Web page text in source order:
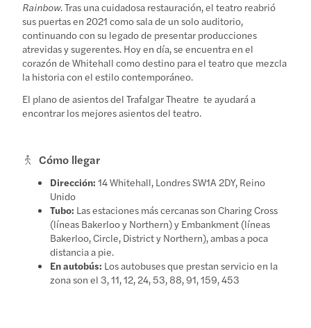
Rainbow. Tras una cuidadosa restauración, el teatro reabrió
sus puertas en 2021 como sala de un solo auditorio,
continuando con su legado de presentar producciones
atrevidas y sugerentes. Hoy en día, se encuentra en el
corazón de Whitehall como destino para el teatro que mezcla
la historia con el estilo contemporáneo.
El plano de asientos del Trafalgar Theatre te ayudará a
encontrar los mejores asientos del teatro.
Cómo llegar
Dirección: 14 Whitehall, Londres SW1A 2DY, Reino
Unido
Tubo: Las estaciones más cercanas son Charing Cross
(líneas Bakerloo y Northern) y Embankment (líneas
Bakerloo, Circle, District y Northern), ambas a poca
distancia a pie.
En autobús: Los autobuses que prestan servicio en la
zona son el 3, 11, 12, 24, 53, 88, 91, 159, 453